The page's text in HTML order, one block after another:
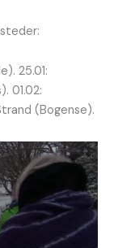
25.01:
01.02:
(Bogense).